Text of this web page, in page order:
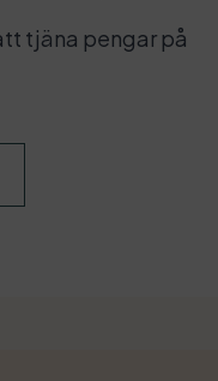
tjäna pengar på